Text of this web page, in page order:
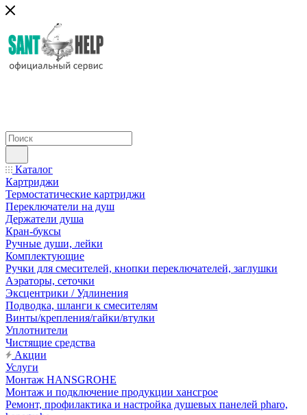
Каталог
Картриджи
Термостатические картриджи
Переключатели на душ
Держатели душа
Кран-буксы
Ручные души, лейки
Комплектующие
Ручки для смесителей, кнопки переключателей, заглушки
Аэраторы, сеточки
Эксцентрики / Удлинения
Подводка, шланги к смесителям
Винты/крепления/гайки/втулки
Уплотнители
Чистящие средства
Акции
Услуги
Монтаж HANSGROHE
Монтаж и подключение продукции хансгрое
Ремонт, профилактика и настройка душевых панелей pharo,